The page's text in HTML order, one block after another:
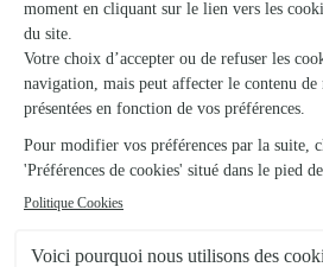
L’atelier des Fleurs
Vivonne
C.Cial Super U 17, rue des Portes Rouges